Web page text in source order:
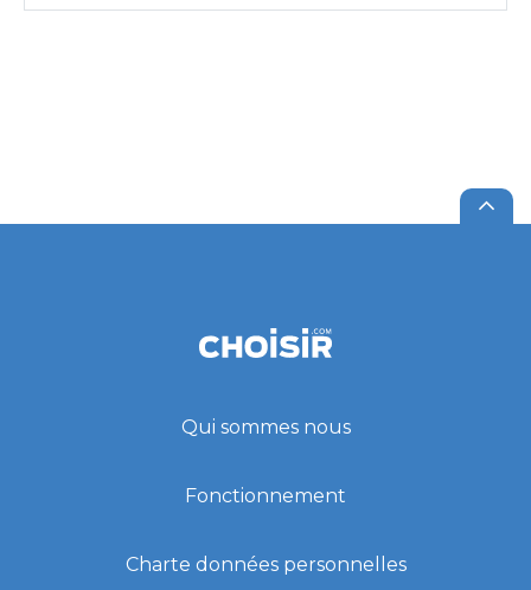
Qui sommes nous
Fonctionnement
Charte données personnelles